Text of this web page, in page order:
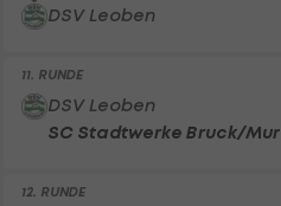
DSV Leoben
11. RUNDE
DSV Leoben
SC Stadtwerke Bruck/Mur
12. RUNDE